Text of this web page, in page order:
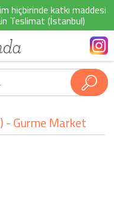
hiçbirinde katkı maddesi
Teslimat (İstanbul)
- Gurme Market